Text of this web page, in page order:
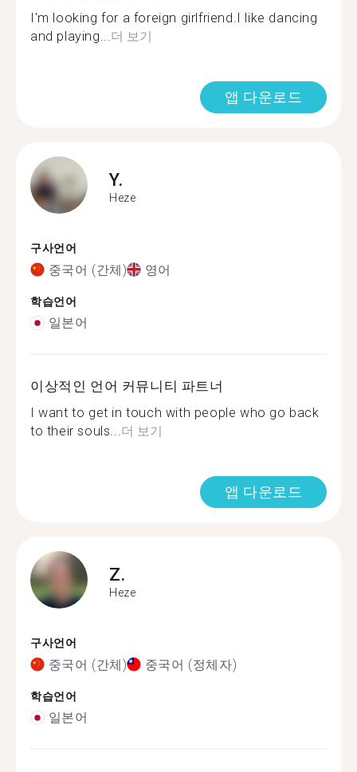
I'm looking for a foreign girlfriend.I like dancing
and playing...더 보기
앱 다운로드
Y.
Heze
구사언어
중국어 (간체) 영어
학습언어
일본어
이상적인 언어 커뮤니티 파트너
I want to get in touch with people who go back
to their souls...더 보기
앱 다운로드
Z.
Heze
구사언어
중국어 (간체) 중국어 (정체자)
학습언어
일본어